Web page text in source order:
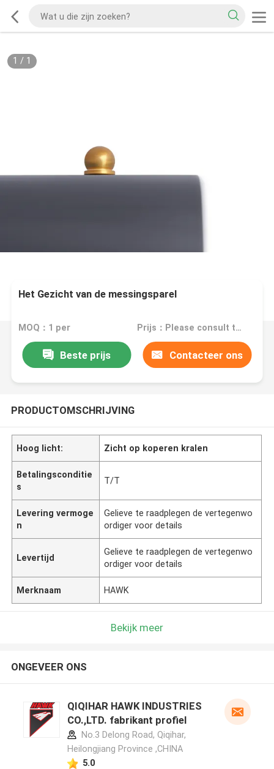
1 / 1
Het Gezicht van de messingsparel
MOQ：1 per Prijs：Please consult the sales representative for details
Beste prijs Contacteer ons
PRODUCTOMSCHRIJVING
Hoog licht: Zicht op koperen kralen
Betalingsconditie
s
T/T
Levering vermoge
n
Gelieve te raadplegen de vertegenwo
ordiger voor details
Levertijd
Gelieve te raadplegen de vertegenwo
ordiger voor details
Merknaam HAWK
Bekijk meer
ONGEVEER ONS
QIQIHAR HAWK INDUSTRIES
CO.,LTD. fabrikant profiel
No.3 Delong Road, Qiqihar,
Heilongjiang Province ,CHINA
5.0